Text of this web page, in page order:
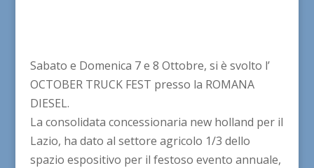
Sabato e Domenica 7 e 8 Ottobre, si è svolto l’
OCTOBER TRUCK FEST presso la ROMANA
DIESEL.
La consolidata concessionaria new holland per il
Lazio, ha dato al settore agricolo 1/3 dello
spazio espositivo per il festoso evento annuale,